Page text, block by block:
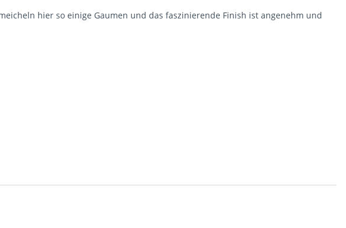
hier so einige Gaumen und das faszinierende Finish ist angenehm und